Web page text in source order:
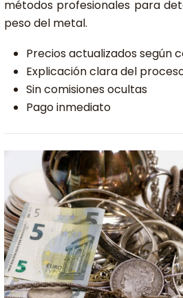
métodos profesionales para
peso del metal.
Precios actualizados según
Explicación clara del
Sin comisiones ocultas
Pago inmediato